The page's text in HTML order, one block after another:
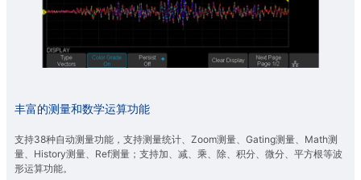
丰富的测量和数学运算功能
支持38种自动测量功能，支持测量统计、Zoom测量、Gating测量、Math测
量、History测量、Ref测量；支持加、减、乘、除、积分、微分、平方根等波
形运算功能。